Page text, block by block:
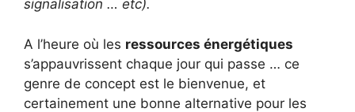
signalisation … etc).
A l’heure où les ressources énergétiques
s’appauvrissent chaque jour qui passe … ce
genre de concept est le bienvenue, et
certainement une bonne alternative pour les